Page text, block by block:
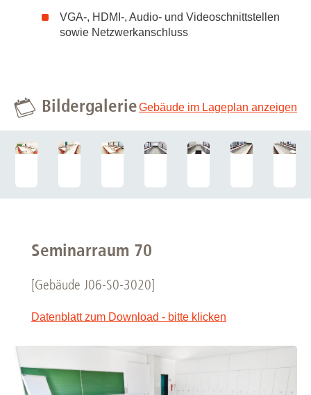
VGA-, HDMI-, Audio- und Videoschnittstellen
sowie Netzwerkanschluss
BildergalerieGebäude im Lageplan anzeigen
Seminarraum 70
[Gebäude J06-S0-3020]
Datenblatt zum Download - bitte klicken